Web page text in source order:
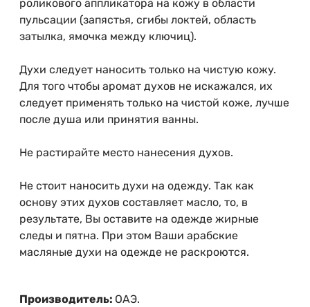
роликового аппликатора на кожу в области
пульсации (запястья, сгибы локтей, область
затылка, ямочка между ключиц).
Духи следует наносить только на чистую кожу.
Для того чтобы аромат духов не искажался, их
следует применять только на чистой коже, лучше
после душа или принятия ванны.
Не растирайте место нанесения духов.
Не стоит наносить духи на одежду. Так как
основу этих духов составляет масло, то, в
результате, Вы оставите на одежде жирные
следы и пятна. При этом Ваши арабские
масляные духи на одежде не раскроются.
Производитель: ОАЭ.